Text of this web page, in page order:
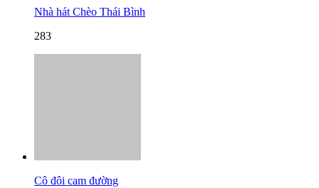
Nhà hát Chèo Thái Bình
283
Cô đôi cam đường